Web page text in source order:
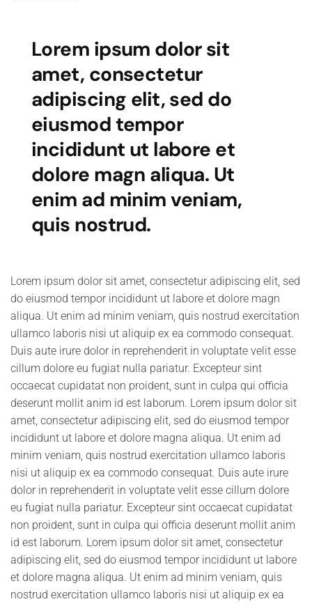
Lorem ipsum dolor sit
amet, consectetur
adipiscing elit, sed do
eiusmod tempor
incididunt ut labore et
dolore magn aliqua. Ut
enim ad minim veniam,
quis nostrud.
Lorem ipsum dolor sit amet, consectetur adipiscing elit, sed
do eiusmod tempor incididunt ut labore et dolore magn
aliqua. Ut enim ad minim veniam, quis nostrud exercitation
ullamco laboris nisi ut aliquip ex ea commodo consequat.
Duis aute irure dolor in reprehenderit in voluptate velit esse
cillum dolore eu fugiat nulla pariatur. Excepteur sint
occaecat cupidatat non proident, sunt in culpa qui officia
deserunt mollit anim id est laborum. Lorem ipsum dolor sit
amet, consectetur adipiscing elit, sed do eiusmod tempor
incididunt ut labore et dolore magna aliqua. Ut enim ad
minim veniam, quis nostrud exercitation ullamco laboris
nisi ut aliquip ex ea commodo consequat. Duis aute irure
dolor in reprehenderit in voluptate velit esse cillum dolore
eu fugiat nulla pariatur. Excepteur sint occaecat cupidatat
non proident, sunt in culpa qui officia deserunt mollit anim
id est laborum. Lorem ipsum dolor sit amet, consectetur
adipiscing elit, sed do eiusmod tempor incididunt ut labore
et dolore magna aliqua. Ut enim ad minim veniam, quis
nostrud exercitation ullamco laboris nisi ut aliquip ex ea